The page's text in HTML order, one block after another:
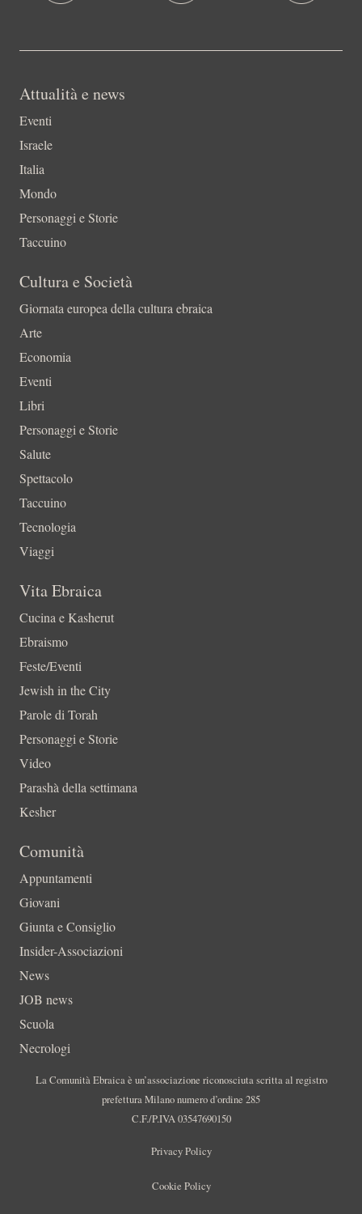
Attualità e news
Eventi
Israele
Italia
Mondo
Personaggi e Storie
Taccuino
Cultura e Società
Giornata europea della cultura ebraica
Arte
Economia
Eventi
Libri
Personaggi e Storie
Salute
Spettacolo
Taccuino
Tecnologia
Viaggi
Vita Ebraica
Cucina e Kasherut
Ebraismo
Feste/Eventi
Jewish in the City
Parole di Torah
Personaggi e Storie
Video
Parashà della settimana
Kesher
Comunità
Appuntamenti
Giovani
Giunta e Consiglio
Insider-Associazioni
News
JOB news
Scuola
Necrologi
La Comunità Ebraica è un’associazione riconosciuta scritta al registro
prefettura Milano numero d’ordine 285
C.F./P.IVA 03547690150
Privacy Policy
Cookie Policy